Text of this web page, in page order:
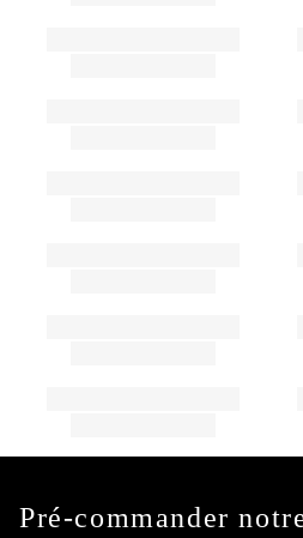
Pré-commander